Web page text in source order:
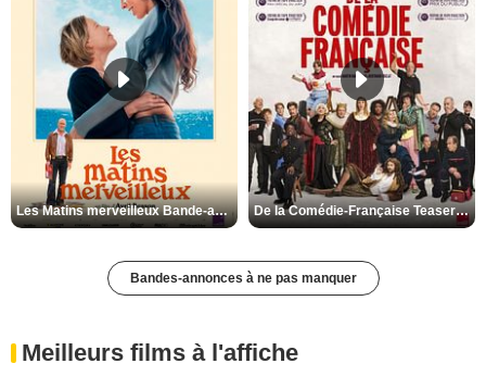
Les Matins merveilleux Bande-annonce VF De la Comédie-Française Teaser VF
Bandes-annonces à ne pas manquer
Meilleurs films à l'affiche